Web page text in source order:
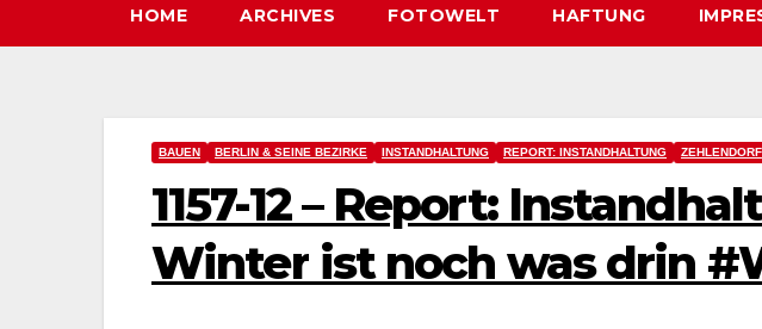
HOME ARCHIVES FOTOWELT HAFTUNG
BAUEN BERLIN & SEINE BEZIRKE INSTANDHALTUNG REPORT: INSTANDHALTUNG ZEHLENDORF
1157-12 – Report:
Winter ist noch was drin